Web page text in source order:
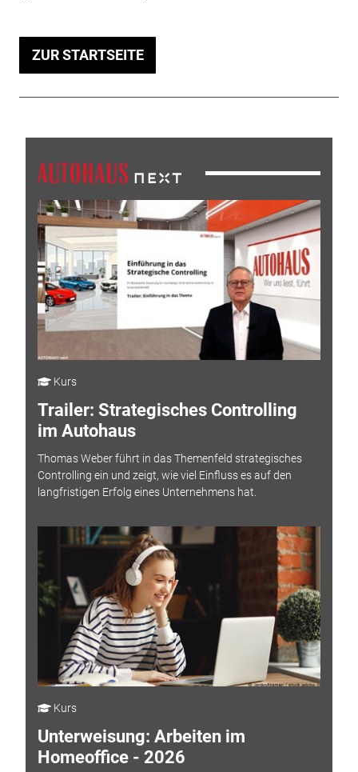
ZUR STARTSEITE
Kurs
Trailer: Strategisches Controlling
im Autohaus
Thomas Weber führt in das Themenfeld strategisches
Controlling ein und zeigt, wie viel Einfluss es auf den
langfristigen Erfolg eines Unternehmens hat.
Kurs
Unterweisung: Arbeiten im
Homeoffice - 2026